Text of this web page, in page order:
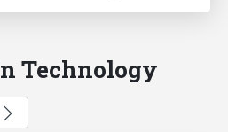
Technology